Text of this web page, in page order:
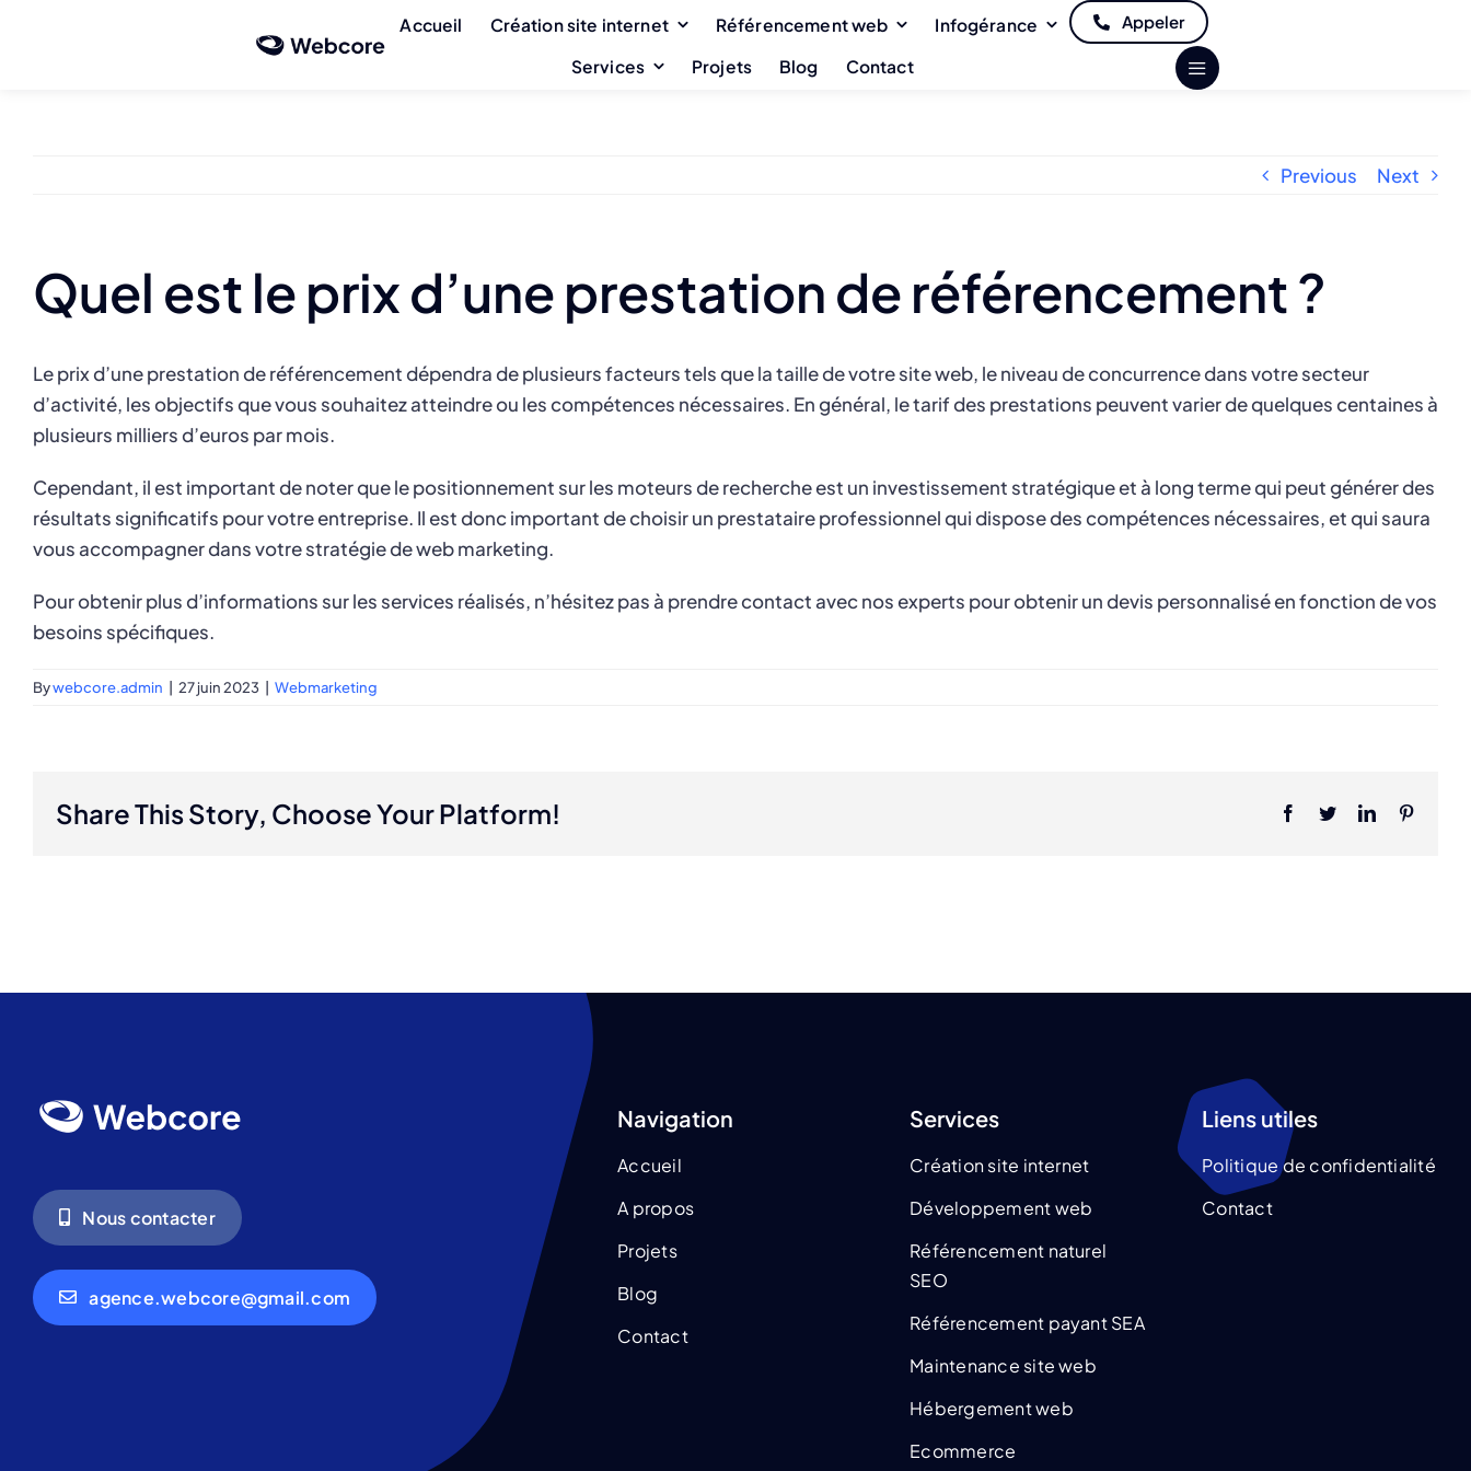
Accueil Création site internet Référencement web
Infogérance
Services
Projets Blog Contact
Appeler
Previous Next
Quel est le prix d’une prestation de référencement ?
Le prix d’une prestation de référencement dépendra de plusieurs facteurs tels que la taille de votre site web, le niveau de concurrence dans votre secteur
d’activité, les objectifs que vous souhaitez atteindre ou les compétences nécessaires. En général, le tarif des prestations peuvent varier de quelques centaines à
plusieurs milliers d’euros par mois.
Cependant, il est important de noter que le positionnement sur les moteurs de recherche est un investissement stratégique et à long terme qui peut générer des
résultats significatifs pour votre entreprise. Il est donc important de choisir un prestataire professionnel qui dispose des compétences nécessaires, et qui saura
vous accompagner dans votre stratégie de web marketing.
Pour obtenir plus d’informations sur les services réalisés, n’hésitez pas à prendre contact avec nos experts pour obtenir un devis personnalisé en fonction de vos
besoins spécifiques.
Bywebcore.admin 27 juin 2023 Webmarketing
Share This Story, Choose Your Platform! Facebook
TwitterLinkedIn
Nous contacter
agence.webcore@gmail.com
Navigation
Accueil
A propos
Projets
Blog
Contact
Services
Création site internet
Développement web
Référencement naturel
SEO
Référencement payant SEA
Maintenance site web
Hébergement web
Ecommerce
Liens utiles
Politique de confidentialité
Contact